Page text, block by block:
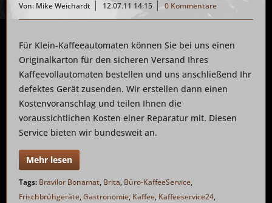
Von: Mike Weichardt 12.07.11 14:15 0 Kommentare
Für Klein-Kaffeeautomaten können Sie bei uns einen
Originalkarton für den sicheren Versand Ihres
Kaffeevollautomaten bestellen und uns anschließend Ihr
defektes Gerät zusenden. Wir erstellen dann einen
Kostenvoranschlag und teilen Ihnen die
voraussichtlichen Kosten einer Reparatur mit. Diesen
Service bieten wir bundesweit an.
Mehr lesen
Tags: Bravilor Bonamat, Brita, Büro-KaffeeService,
Frischbrühgeräte,Gastronomie, Kaffee, Kaffeeservice24,